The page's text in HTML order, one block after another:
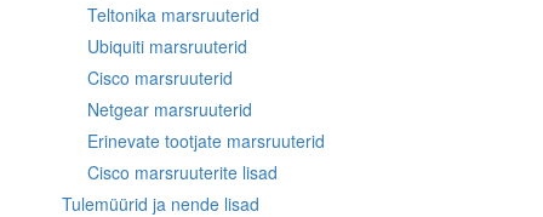
Teltonika marsruuterid
Ubiquiti marsruuterid
Cisco marsruuterid
Netgear marsruuterid
Erinevate tootjate marsruuterid
Cisco marsruuterite lisad
Tulemüürid ja nende lisad